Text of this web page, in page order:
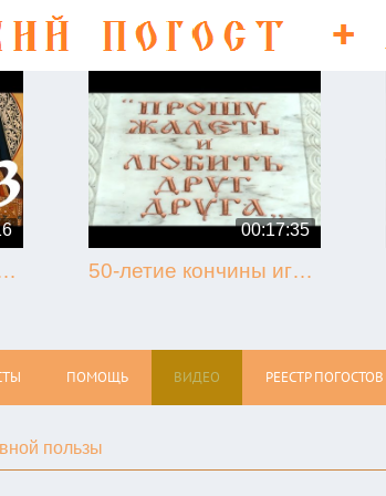
Игнатий Брянчанинов.
00:17:35
50-летие кончины игумена Никона (Воробьёва) (г. Гагарин, 2013.09.07)
ПОМОЩЬ ВИДЕО РЕЕСТР ПОГОСТОВ
пользы